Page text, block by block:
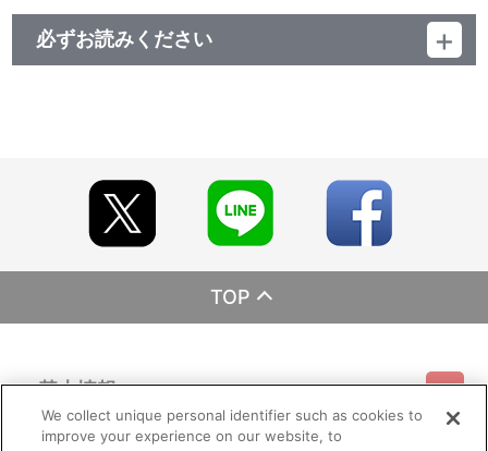
必ずお読みください
TOP
基本情報
We collect unique personal identifier such as cookies to
improve your experience on our website, to